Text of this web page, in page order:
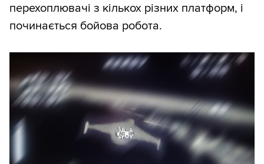
перехоплювачі з кількох різних платформ, і
починається бойова робота.